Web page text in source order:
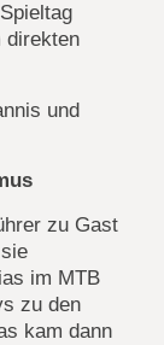
direkten
und
zu Gast
im MTB
zu den
kam dann